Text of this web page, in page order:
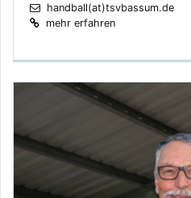
handball(at)tsvbassum.de
mehr erfahren